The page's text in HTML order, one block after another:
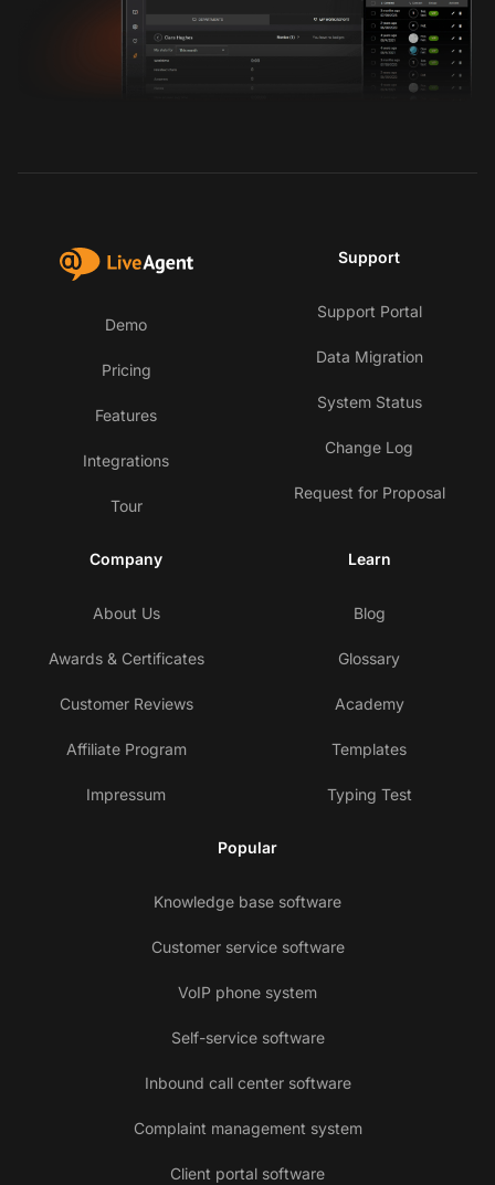
Demo
Pricing
Features
Integrations
Tour
Support
Support Portal
Data Migration
System Status
Change Log
Request for Proposal
Company
About Us
Awards & Certificates
Customer Reviews
Affiliate Program
Impressum
Learn
Blog
Glossary
Academy
Templates
Typing Test
Popular
Knowledge base software
Customer service software
VoIP phone system
Self-service software
Inbound call center software
Complaint management system
Client portal software